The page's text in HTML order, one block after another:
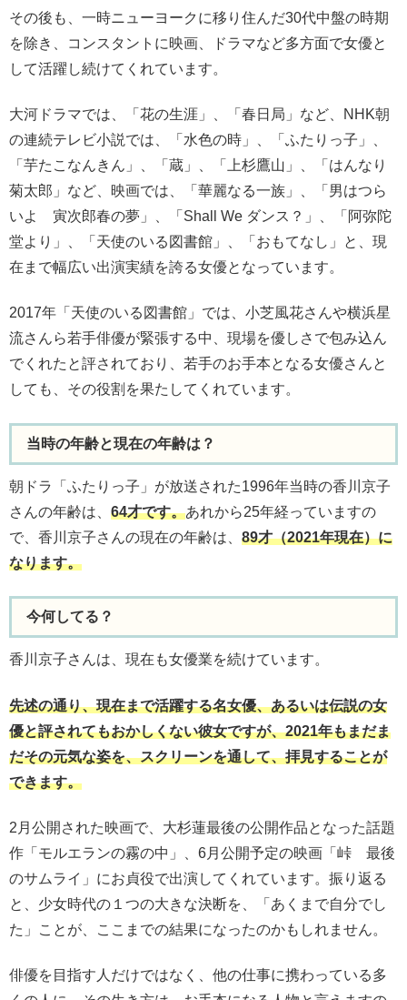
その後も、一時ニューヨークに移り住んだ30代中盤の時期
を除き、コンスタントに映画、ドラマなど多方面で女優と
して活躍し続けてくれています。
大河ドラマでは、「花の生涯」、「春日局」など、NHK朝
の連続テレビ小説では、「水色の時」、「ふたりっ子」、
「芋たこなんきん」、「蔵」、「上杉鷹山」、「はんなり
菊太郎」など、映画では、「華麗なる一族」、「男はつら
いよ 寅次郎春の夢」、「Shall We ダンス？」、「阿弥陀
堂より」、「天使のいる図書館」、「おもてなし」と、現
在まで幅広い出演実績を誇る女優となっています。
2017年「天使のいる図書館」では、小芝風花さんや横浜星
流さんら若手俳優が緊張する中、現場を優しさで包み込ん
でくれたと評されており、若手のお手本となる女優さんと
しても、その役割を果たしてくれています。
当時の年齢と現在の年齢は？
朝ドラ「ふたりっ子」が放送された1996年当時の香川京子
さんの年齢は、 64才です。あれから25年経っていますの
で、香川京子さんの現在の年齢は、 89才（2021年現在）に
なります。
今何してる？
香川京子さんは、現在も女優業を続けています。
先述の通り、現在まで活躍する名女優、あるいは伝説の女
優と評されてもおかしくない彼女ですが、2021年もまだま
だその元気な姿を、スクリーンを通して、拝見することが
できます。
2月公開された映画で、大杉蓮最後の公開作品となった話題
作「モルエランの霧の中」、6月公開予定の映画「峠 最後
のサムライ」にお貞役で出演してくれています。振り返る
と、少女時代の１つの大きな決断を、「あくまで自分でし
た」ことが、ここまでの結果になったのかもしれません。
俳優を目指す人だけではなく、他の仕事に携わっている多